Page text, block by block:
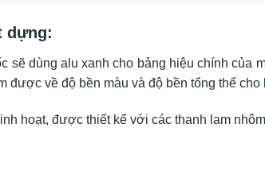
dựng:
sẽ dùng alu xanh cho bảng hiệu chính của
về độ bền màu và độ bền tổng thể cho
hoạt, được thiết kế với các thanh lam